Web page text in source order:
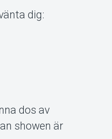
dig:
dos av
showen är